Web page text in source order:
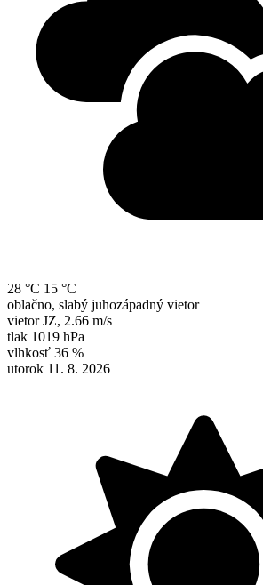
28 °C 15 °C
oblačno, slabý juhozápadný vietor
vietor JZ, 2.66 m/s
tlak 1019 hPa
vlhkosť 36 %
utorok 11. 8. 2026